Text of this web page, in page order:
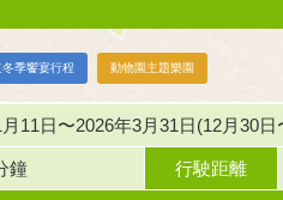
季饗宴行程 動物園主題樂園
11日〜2026年3月31日(12月30
鐘 行駛距離